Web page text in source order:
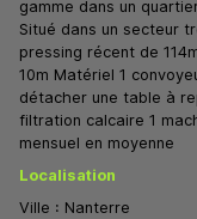
gamme dans un
Situé dans un secteur
pressing récent de
10m Matériel 1
détacher une table à
filtration calcaire 1
mensuel en moyenne
Localisation
Ville : Nanterre